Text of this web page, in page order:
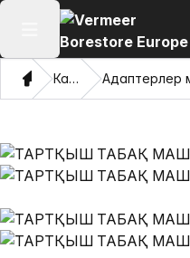
Негізгі мәзірді ашу
Үй Каталог